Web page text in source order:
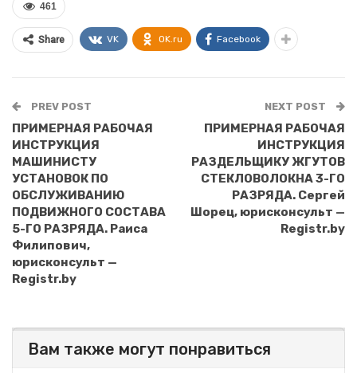
461
Share VK OK.ru Facebook
PREV POST
ПРИМЕРНАЯ РАБОЧАЯ
ИНСТРУКЦИЯ
МАШИНИСТУ
УСТАНОВОК ПО
ОБСЛУЖИВАНИЮ
ПОДВИЖНОГО СОСТАВА
5-ГО РАЗРЯДА. Раиса
Филипович,
юрисконсульт —
Registr.by
NEXT POST
ПРИМЕРНАЯ РАБОЧАЯ
ИНСТРУКЦИЯ
РАЗДЕЛЬЩИКУ ЖГУТОВ
СТЕКЛОВОЛОКНА 3-ГО
РАЗРЯДА. Сергей
Шорец, юрисконсульт —
Registr.by
Вам также могут понравиться